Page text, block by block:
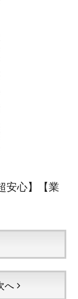
安心】【業
へ